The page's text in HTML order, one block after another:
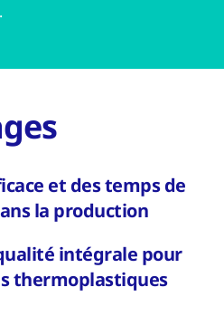
et des temps de
la production
intégrale pour
thermoplastiques